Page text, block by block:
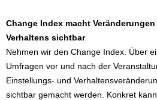
Change Index macht
Verhaltens sichtbar
Nehmen wir den Change Index. Über
Umfragen vor und nach der
Einstellungs- und
sichtbar gemacht werden. Konkret